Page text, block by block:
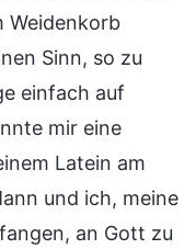
Weidenkorb
Sinn, so zu
einfach auf
mir eine
Latein am
und ich, meine
an Gott zu